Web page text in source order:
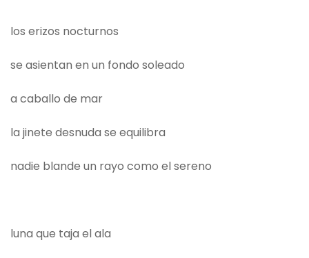
los erizos nocturnos
se asientan en un fondo soleado
a caballo de mar
la jinete desnuda se equilibra
nadie blande un rayo como el sereno
luna que taja el ala